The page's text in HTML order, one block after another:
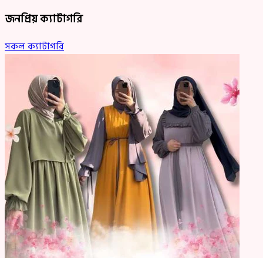
জনপ্রিয় ক্যাটাগরি
সকল ক্যাটাগরি